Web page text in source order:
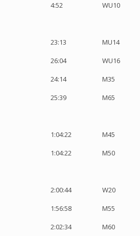
4:52 WU10
23:13
MU14
26:04
WU16
24:14
M35
25:39 M65
1:04:22
M45
1:04:22 M50
2:00:44
W20
1:56:58
M55
2:02:34 M60